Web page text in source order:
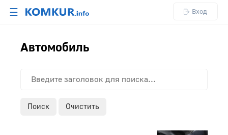
☰ Вход
Автомобиль
Поиск Очистить